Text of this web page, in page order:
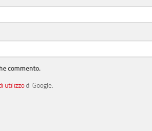
commento.
utilizzodi Google.